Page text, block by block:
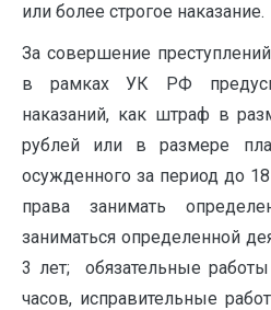
или более строгое наказание.
За совершение
в рамках УК РФ
наказаний, как штраф в
рублей или в размере
осужденного за период
права занимать
заниматься определенной
3 лет; обязательные
часов, исправительные